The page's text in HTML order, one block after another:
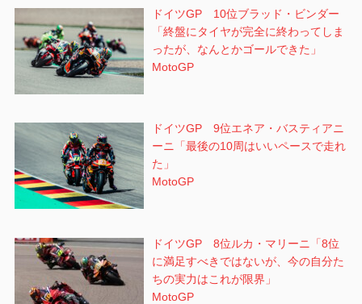
ドイツGP 10位ブラッド・ビンダー
「終盤にタイヤが完全に終わってしま
ったが、なんとかゴールできた」
MotoGP
ドイツGP 9位エネア・バスティアニ
ーニ「最後の10周はいいペースで走れ
た」
MotoGP
ドイツGP 8位ルカ・マリーニ「8位
に満足すべきではないが、今の自分た
ちの実力はこれが限界」
MotoGP